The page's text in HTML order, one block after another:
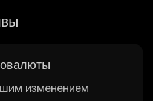
изменением